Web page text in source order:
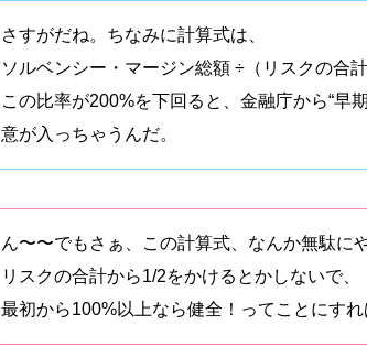
さすがだね。ちなみに計算式は、
ソルベンシー・マージン総額 ÷（リスクの合
この比率が200%を下回ると、金融庁から“早
意が入っちゃうんだ。
ん〜〜でもさぁ、この計算式、なんか無駄に
リスクの合計から1/2をかけるとかしないで、
最初から100%以上なら健全！ってことにすれ